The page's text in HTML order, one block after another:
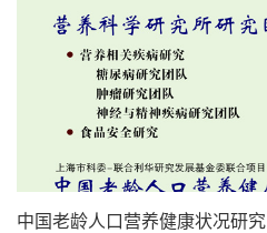
中国老龄人口营养健康状况研究